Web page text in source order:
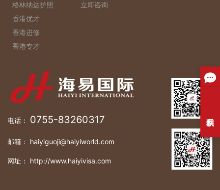
格林纳达护照
香港优才
香港进修
香港专才
立即咨询
电话： 0755-83260317
邮箱： haiyiguoji@haiyiworld.com
网址： http://www.haiyivisa.com